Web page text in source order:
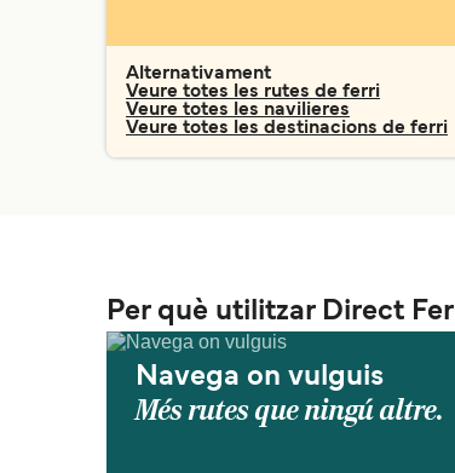
Alternativament
Veure totes les rutes de ferri
Veure totes les navilieres
Veure totes les destinacions de ferri
Per què utilitzar Direct
Navega on vulguis
Més rutes que ningú altre.